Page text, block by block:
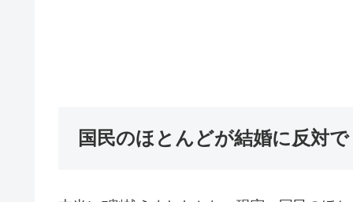
国民のほとんどが結婚に反対